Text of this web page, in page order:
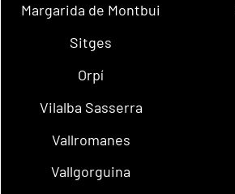
Margarida de Montbui
Sitges
Orpí
Vilalba Sasserra
Vallromanes
Vallgorguina